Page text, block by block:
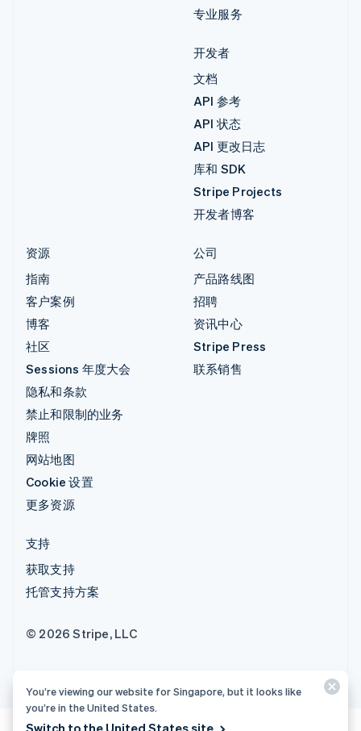
专业服务
开发者
文档
API 参考
API 状态
API 更改日志
库和 SDK
Stripe Projects
开发者博客
资源
指南
客户案例
博客
社区
Sessions 年度大会
隐私和条款
禁止和限制的业务
牌照
网站地图
Cookie 设置
更多资源
公司
产品路线图
招聘
资讯中心
Stripe Press
联系销售
支持
获取支持
托管支持方案
© 2026 Stripe, LLC
You’re viewing our website for Singapore, but it looks like
you’re in the United States.
Switch to the United States site